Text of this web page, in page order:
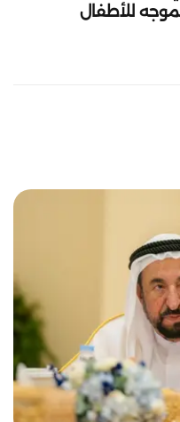
للأطفال